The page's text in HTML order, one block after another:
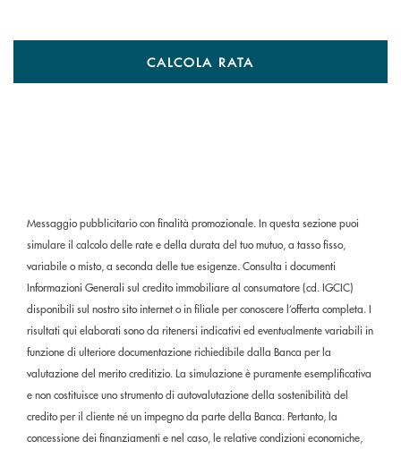
CALCOLA RATA
Messaggio pubblicitario con finalità promozionale. In questa sezione puoi
simulare il calcolo delle rate e della durata del tuo mutuo, a tasso fisso,
variabile o misto, a seconda delle tue esigenze. Consulta i documenti
Informazioni Generali sul credito immobiliare al consumatore (cd. IGCIC)
disponibili sul nostro sito internet o in filiale per conoscere l’offerta completa. I
risultati qui elaborati sono da ritenersi indicativi ed eventualmente variabili in
funzione di ulteriore documentazione richiedibile dalla Banca per la
valutazione del merito creditizio. La simulazione è puramente esemplificativa
e non costituisce uno strumento di autovalutazione della sostenibilità del
credito per il cliente né un impegno da parte della Banca. Pertanto, la
concessione dei finanziamenti e nel caso, le relative condizioni economiche,